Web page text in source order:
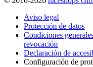
Aviso legal
Protección de datos
Condiciones
revocación
Declaración de
Configuración de